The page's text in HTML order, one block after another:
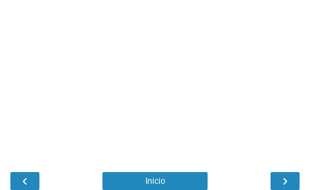
‹ ›
Inicio